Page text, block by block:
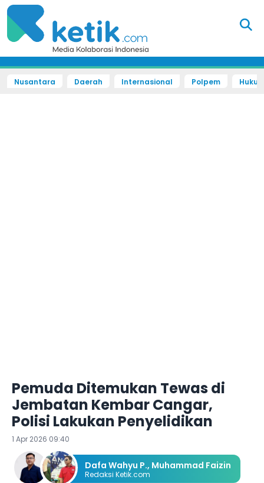
Nusantara Daerah Internasional Polpem
Pemuda Ditemukan Tewas di
Jembatan Kembar Cangar,
Polisi Lakukan Penyelidikan
1 Apr 2026 09:40
Dafa Wahyu P., Muhammad Faizin
Redaksi Ketik.com